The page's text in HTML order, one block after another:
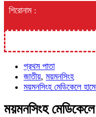
শিরোনাম :
প্রথম পাতা
জাতীয়, ময়মনসিংহ
ময়মনসিংহ মেডিকেলে
ময়মনসিংহ